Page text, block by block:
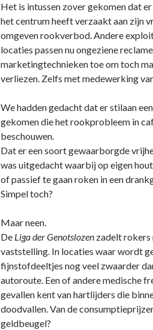
Het is intussen zover gekomen dat
het centrum heeft verzaakt aan zijn
omgeven rookverbod. Andere
locaties passen nu ongeziene
marketingtechnieken toe om toch
verliezen. Zelfs met medewerking
We hadden gedacht dat er stilaan
gekomen die het rookprobleem in
beschouwen.
Dat er een soort gewaarborgde
was uitgedacht waarbij op eigen
of passief te gaan roken in een
Simpel toch?
Maar neen.
De Liga der Genotslozen zadelt rokers
vaststelling. In locaties waar wordt
fijnstofdeeltjes nog veel zwaarder
autoroute. Een of andere medische
gevallen kent van hartlijders die
doodvallen. Van de
geldbeugel?